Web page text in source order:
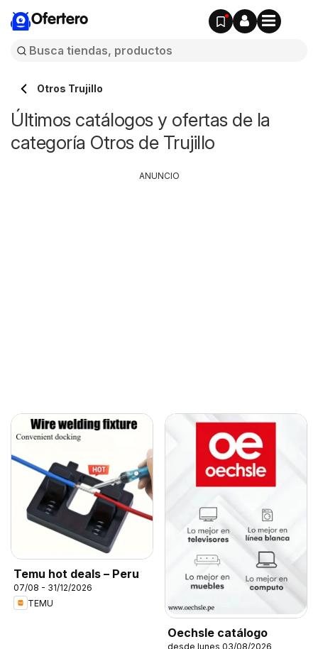
Ofertero
Otros Trujillo
Últimos catálogos y ofertas de la
categoría Otros de Trujillo
Temu hot deals – Peru
07/08 - 31/12/2026
TEMU
Oechsle catálogo
desde lunes 03/08/2026
ANUNCIO